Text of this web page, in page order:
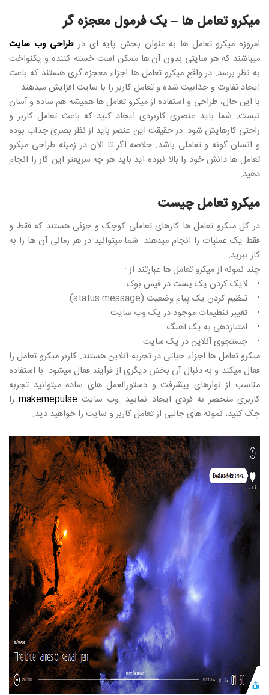
میکرو تعامل ها – یک فرمول معجزه گر
امروزه میکرو تعامل ها به عنوان بخش پایه ای در طراحی وب سایت
میباشند که هر سایتی بدون آن ها ممکن است خسته کننده و یکنواخت
به نظر برسد. در واقع میکرو تعامل ها اجزاء معجزه گری هستند که باعث
ایجاد تفاوت و جذابیت شده و تعامل کاربر را با سایت افزایش میدهند.
با این حال، طراحی و استفاده از میکرو تعامل ها همیشه هم ساده و آسان
نیست. شما باید عنصری کاربردی ایجاد کنید که باعث تعامل کاربر و
راحتی کارهایش شود. در حقیقت این عنصر باید از نظر بصری جذاب بوده
و انسان گونه و تعاملی باشد. خلاصه اگر تا الان در زمینه طراحی میکرو
تعامل ها دانش خود را بالا نبرده اید باید هر چه سریعتر این کار را انجام
دهید.
میکرو تعامل چیست
در کل میکرو تعامل ها کارهای تعاملی کوچک و جزئی هستند که فقط و
فقط یک عملیات را انجام میدهند. شما میتوانید در هر زمانی آن ها را به
کار ببرید.
چند نمونه از میکرو تعامل ها عبارتند از :
• لایک کردن یک پست در فیس بوک
• تنظیم کردن یک پیام وضعیت (status message)
• تغییر تنظیمات موجود در یک وب سایت
• امتیازدهی به یک آهنگ
• جستجوی آنلاین در یک سایت
میکرو تعامل ها اجزاء حیاتی در تجربه آنلاین هستند. کاربر میکرو تعامل را
فعال میکند و به دنبال آن بخش دیگری از فرآیند فعال میشود. با استفاده
مناسب از نوارهای پیشرفت و دستورالعمل های ساده میتوانید تجربه
کاربری منحصر به فردی ایجاد نمایید. وب سایت makemepulse را
چک کنید، نمونه های جالبی از تعامل کاربر و سایت را خواهید دید.